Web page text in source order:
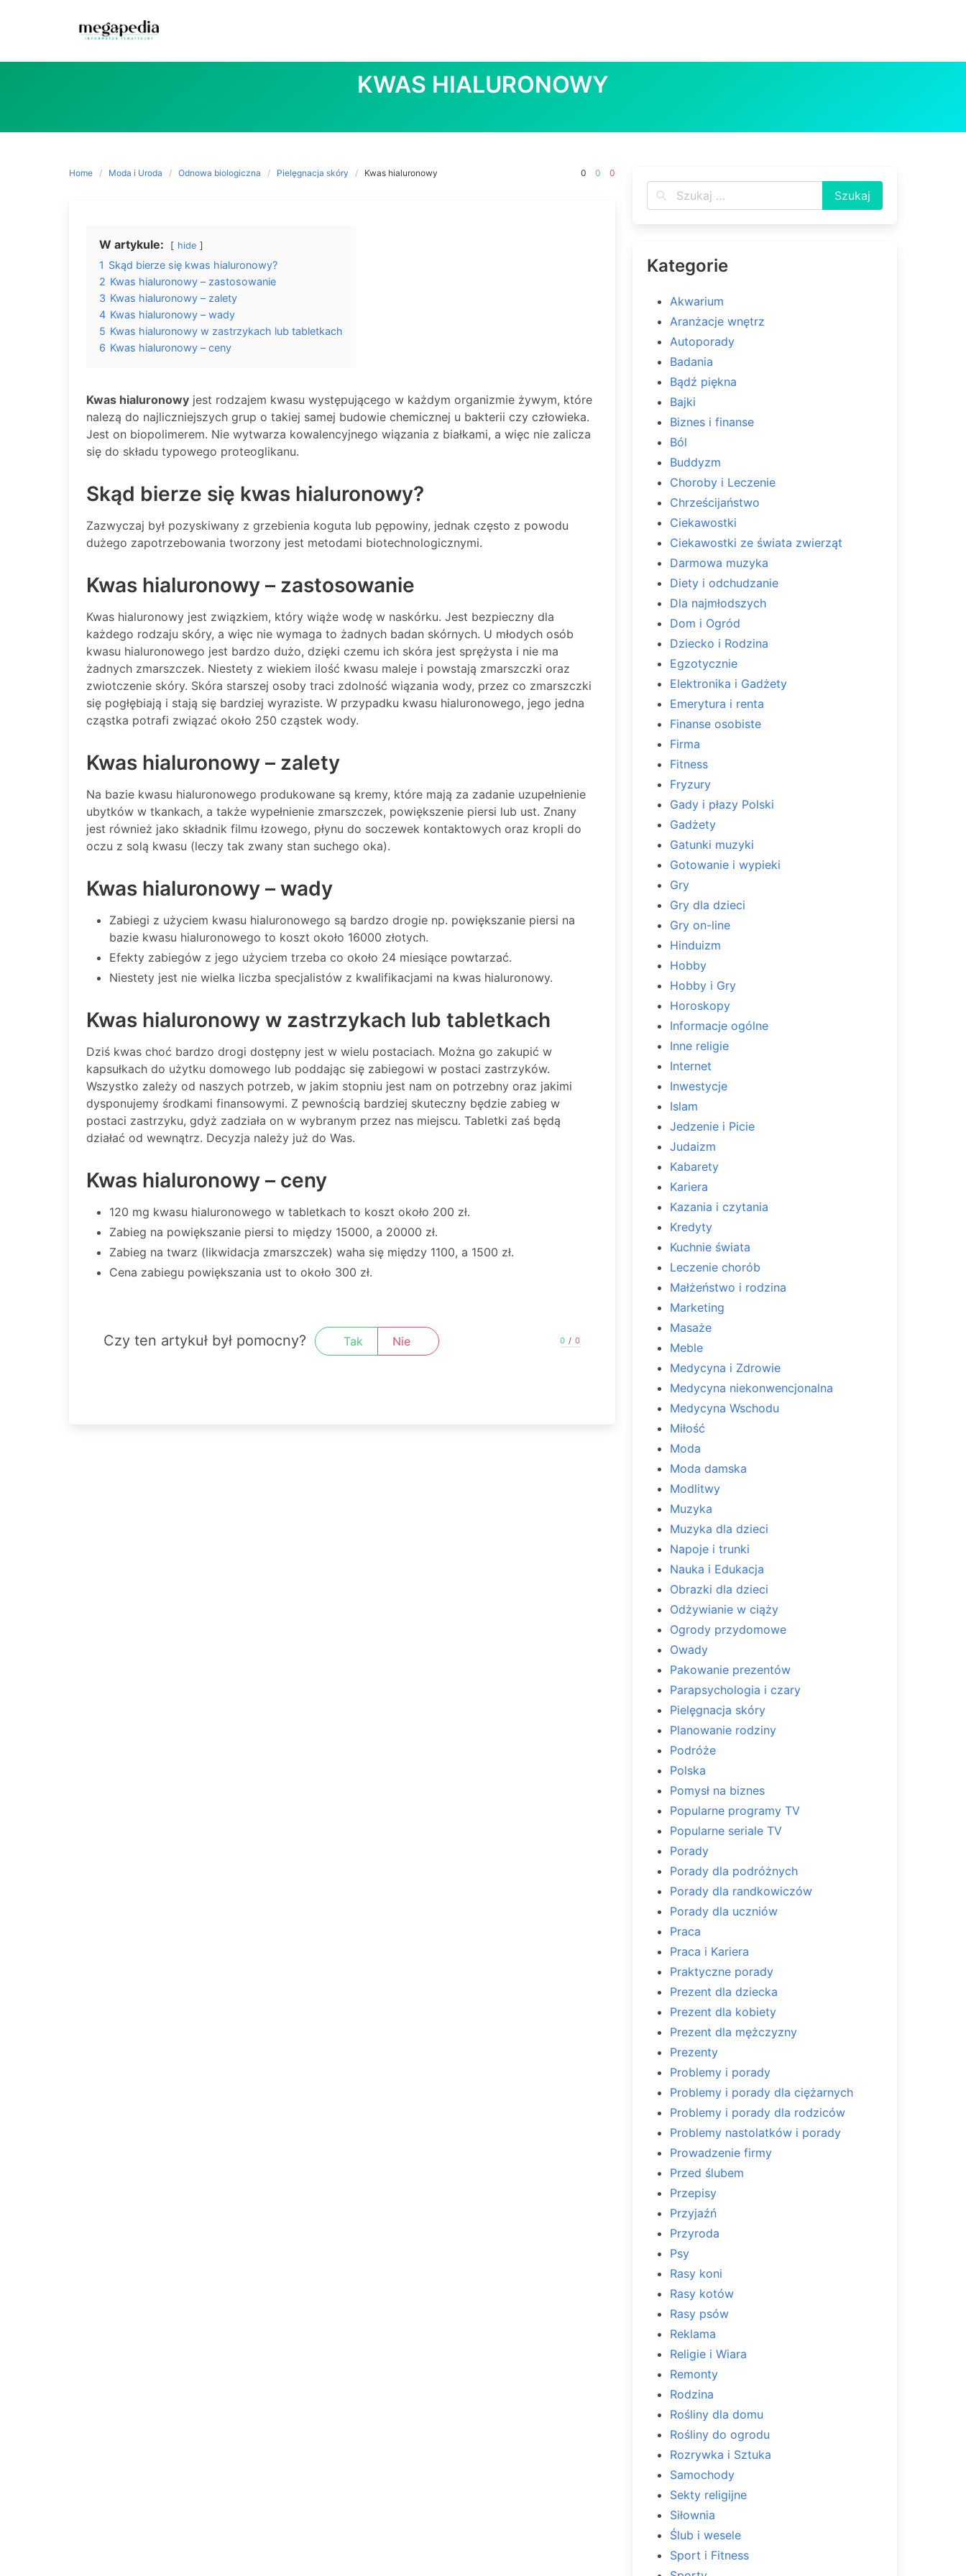
to
KWAS HIALURONOWY
Home Moda i Uroda Odnowa biologiczna Pielęgnacja skóry Kwas hialuronowy 0 0 0
W artykule: hide
1 Skąd bierze się kwas hialuronowy?
2 Kwas hialuronowy – zastosowanie
3 Kwas hialuronowy – zalety
4 Kwas hialuronowy – wady
5 Kwas hialuronowy w zastrzykach lub tabletkach
6 Kwas hialuronowy – ceny
Kwas hialuronowy jest rodzajem kwasu występującego w każdym organizmie żywym, które
nalezą do najliczniejszych grup o takiej samej budowie chemicznej u bakterii czy człowieka.
Jest on biopolimerem. Nie wytwarza kowalencyjnego wiązania z białkami, a więc nie zalicza
się do składu typowego proteoglikanu.
Skąd bierze się kwas hialuronowy?
Zazwyczaj był pozyskiwany z grzebienia koguta lub pępowiny, jednak często z powodu
dużego zapotrzebowania tworzony jest metodami biotechnologicznymi.
Kwas hialuronowy – zastosowanie
Kwas hialuronowy jest związkiem, który wiąże wodę w naskórku. Jest bezpieczny dla
każdego rodzaju skóry, a więc nie wymaga to żadnych badan skórnych. U młodych osób
kwasu hialuronowego jest bardzo dużo, dzięki czemu ich skóra jest sprężysta i nie ma
żadnych zmarszczek. Niestety z wiekiem ilość kwasu maleje i powstają zmarszczki oraz
zwiotczenie skóry. Skóra starszej osoby traci zdolność wiązania wody, przez co zmarszczki
się pogłębiają i stają się bardziej wyraziste. W przypadku kwasu hialuronowego, jego jedna
cząstka potrafi związać około 250 cząstek wody.
Kwas hialuronowy – zalety
Na bazie kwasu hialuronowego produkowane są kremy, które mają za zadanie uzupełnienie
ubytków w tkankach, a także wypełnienie zmarszczek, powiększenie piersi lub ust. Znany
jest również jako składnik filmu łzowego, płynu do soczewek kontaktowych oraz kropli do
oczu z solą kwasu (leczy tak zwany stan suchego oka).
Kwas hialuronowy – wady
Zabiegi z użyciem kwasu hialuronowego są bardzo drogie np. powiększanie piersi na
bazie kwasu hialuronowego to koszt około 16000 złotych.
Efekty zabiegów z jego użyciem trzeba co około 24 miesiące powtarzać.
Niestety jest nie wielka liczba specjalistów z kwalifikacjami na kwas hialuronowy.
Kwas hialuronowy w zastrzykach lub tabletkach
Dziś kwas choć bardzo drogi dostępny jest w wielu postaciach. Można go zakupić w
kapsułkach do użytku domowego lub poddając się zabiegowi w postaci zastrzyków.
Wszystko zależy od naszych potrzeb, w jakim stopniu jest nam on potrzebny oraz jakimi
dysponujemy środkami finansowymi. Z pewnością bardziej skuteczny będzie zabieg w
postaci zastrzyku, gdyż zadziała on w wybranym przez nas miejscu. Tabletki zaś będą
działać od wewnątrz. Decyzja należy już do Was.
Kwas hialuronowy – ceny
120 mg kwasu hialuronowego w tabletkach to koszt około 200 zł.
Zabieg na powiększanie piersi to między 15000, a 20000 zł.
Zabieg na twarz (likwidacja zmarszczek) waha się między 1100, a 1500 zł.
Cena zabiegu powiększania ust to około 300 zł.
Czy ten artykuł był pomocny? Tak Nie 0 / 0
Kategorie
Akwarium
Aranżacje wnętrz
Autoporady
Badania
Bądź piękna
Bajki
Biznes i finanse
Ból
Buddyzm
Choroby i Leczenie
Chrześcijaństwo
Ciekawostki
Ciekawostki ze świata zwierząt
Darmowa muzyka
Diety i odchudzanie
Dla najmłodszych
Dom i Ogród
Dziecko i Rodzina
Egzotycznie
Elektronika i Gadżety
Emerytura i renta
Finanse osobiste
Firma
Fitness
Fryzury
Gady i płazy Polski
Gadżety
Gatunki muzyki
Gotowanie i wypieki
Gry
Gry dla dzieci
Gry on-line
Hinduizm
Hobby
Hobby i Gry
Horoskopy
Informacje ogólne
Inne religie
Internet
Inwestycje
Islam
Jedzenie i Picie
Judaizm
Kabarety
Kariera
Kazania i czytania
Kredyty
Kuchnie świata
Leczenie chorób
Małżeństwo i rodzina
Marketing
Masaże
Meble
Medycyna i Zdrowie
Medycyna niekonwencjonalna
Medycyna Wschodu
Miłość
Moda
Moda damska
Modlitwy
Muzyka
Muzyka dla dzieci
Napoje i trunki
Nauka i Edukacja
Obrazki dla dzieci
Odżywianie w ciąży
Ogrody przydomowe
Owady
Pakowanie prezentów
Parapsychologia i czary
Pielęgnacja skóry
Planowanie rodziny
Podróże
Polska
Pomysł na biznes
Popularne programy TV
Popularne seriale TV
Porady
Porady dla podróżnych
Porady dla randkowiczów
Porady dla uczniów
Praca
Praca i Kariera
Praktyczne porady
Prezent dla dziecka
Prezent dla kobiety
Prezent dla mężczyzny
Prezenty
Problemy i porady
Problemy i porady dla ciężarnych
Problemy i porady dla rodziców
Problemy nastolatków i porady
Prowadzenie firmy
Przed ślubem
Przepisy
Przyjaźń
Przyroda
Psy
Rasy koni
Rasy kotów
Rasy psów
Reklama
Religie i Wiara
Remonty
Rodzina
Rośliny dla domu
Rośliny do ogrodu
Rozrywka i Sztuka
Samochody
Sekty religijne
Siłownia
Ślub i wesele
Sport i Fitness